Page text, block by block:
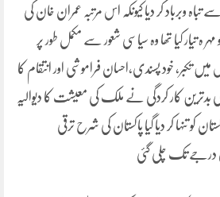
وبرباد کر دیا کیونکہ اس مرتبہ عمران خان کی
تیار کیا تھا وہ سیاسی شعور سے مکمل طور پر
تکبر، خود پسندی،احسان فراموشی اور انتقام کا
بدترین کار کردگی نے ملک کی معیشت کا دیوالیہ
کو تنہا کر دیا گیا پاکستان کی شرح ترقی